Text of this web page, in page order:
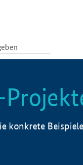
konkrete Beispiele